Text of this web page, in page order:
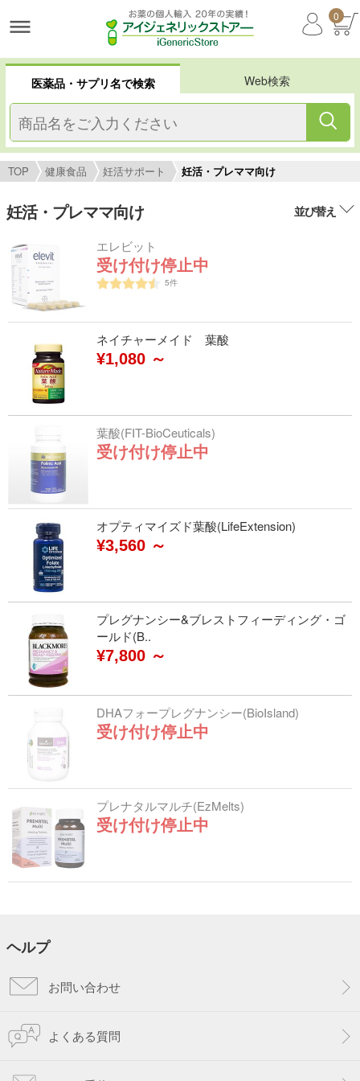
0
医薬品・サプリ名で検索 Web検索
TOP 健康食品 妊活サポート 妊活・プレママ向け
妊活・プレママ向け 並び替え
エレビット
受け付け停止中
5件
ネイチャーメイド 葉酸
¥1,080 ～
葉酸(FIT-BioCeuticals)
受け付け停止中
オプティマイズド葉酸(LifeExtension)
¥3,560 ～
プレグナンシー&ブレストフィーディング・ゴ
ールド(B..
¥7,800 ～
DHAフォープレグナンシー(BioIsland)
受け付け停止中
プレナタルマルチ(EzMelts)
受け付け停止中
ヘルプ
お問い合わせ
よくある質問